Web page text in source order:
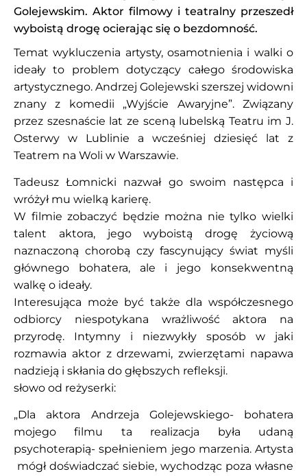
Golejewskim. Aktor filmowy i teatralny przeszedł
wyboistą drogę ocierając się o bezdomność.
Temat wykluczenia artysty, osamotnienia i walki o
ideały to problem dotyczący całego środowiska
artystycznego. Andrzej Golejewski szerszej widowni
znany z komedii „Wyjście Awaryjne”. Związany
przez szesnaście lat ze sceną lubelską Teatru im J.
Osterwy w Lublinie a wcześniej dziesięć lat z
Teatrem na Woli w Warszawie.
Tadeusz Łomnicki nazwał go swoim następca i
wróżył mu wielką karierę.
W filmie zobaczyć będzie można nie tylko wielki
talent aktora, jego wyboistą drogę życiową
naznaczoną chorobą czy fascynujący świat myśli
głównego bohatera, ale i jego konsekwentną
walkę o ideały.
Interesująca może być także dla współczesnego
odbiorcy niespotykana wrażliwość aktora na
przyrodę. Intymny i niezwykły sposób w jaki
rozmawia aktor z drzewami, zwierzętami napawa
nadzieją i skłania do głębszych refleksji.
słowo od reżyserki:
„Dla aktora Andrzeja Golejewskiego- bohatera
mojego filmu ta realizacja była udaną
psychoterapią- spełnieniem jego marzenia. Artysta
mógł doświadczać siebie, wychodząc poza własne